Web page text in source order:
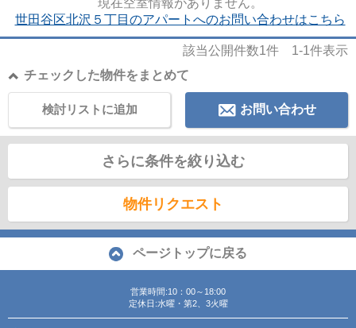
現在空室情報がありません。
世田谷区北沢５丁目のアパートへのお問い合わせはこちら
該当公開件数1件 1-1件表示
チェックした物件をまとめて
お問い合わせ
検討リストに追加
さらに条件を絞り込む
物件リクエスト
ページトップに戻る
営業時間:10：00～18:00
定休日:水曜・第2、3火曜